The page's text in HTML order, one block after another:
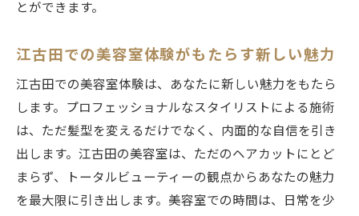
とができます。
江古田での美容室体験がもたらす新しい魅力
江古田での美容室体験は、あなたに新しい魅力をもたら
します。プロフェッショナルなスタイリストによる施術
は、ただ髪型を変えるだけでなく、内面的な自信を引き
出します。江古田の美容室は、ただのヘアカットにとど
まらず、トータルビューティーの観点からあなたの魅力
を最大限に引き出します。美容室での時間は、日常を少